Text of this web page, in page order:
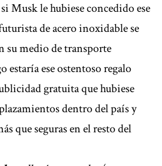
Musk le hubiese concedido ese
de acero inoxidable se
su medio de transporte
estaría ese ostentoso regalo
gratuita que hubiese
dentro del país y
que seguras en el resto del